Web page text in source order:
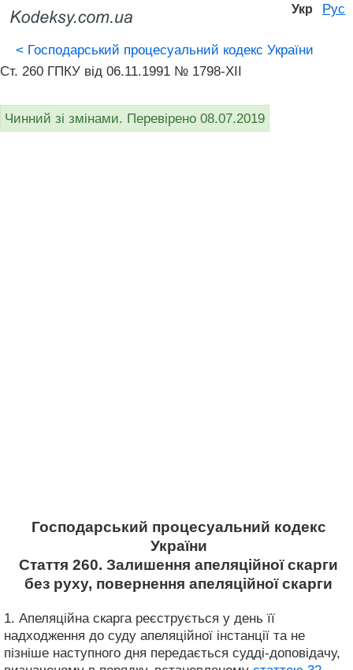
Укр Рус
< Господарський процесуальний кодекс України
Ст. 260 ГПКУ від 06.11.1991 № 1798-XII
Чинний зі змінами. Перевірено 08.07.2019
Господарський процесуальний кодекс
України
Стаття 260. Залишення апеляційної скарги
без руху, повернення апеляційної скарги
1. Апеляційна скарга реєструється у день її
надходження до суду апеляційної інстанції та не
пізніше наступного дня передається судді-доповідачу,